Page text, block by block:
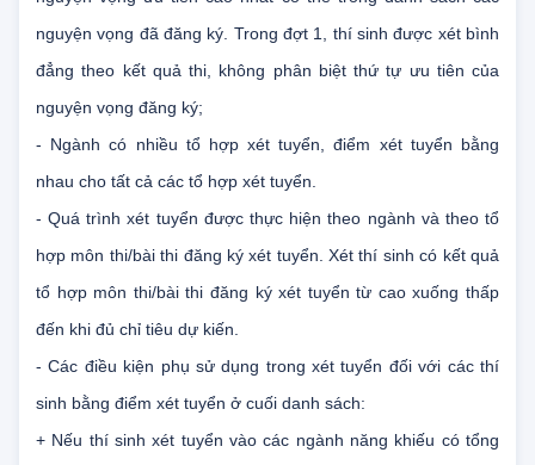
ưu tiên của các nguyện vọng. Thí sinh chỉ trúng tuyển vào 1
nguyện vọng ưu tiên cao nhất có thể trong danh sách các
nguyện vọng đã đăng ký. Trong đợt 1, thí sinh được xét bình
đẳng theo kết quả thi, không phân biệt thứ tự ưu tiên của
nguyện vọng đăng ký;
- Ngành có nhiều tổ hợp xét tuyển, điểm xét tuyển bằng
nhau cho tất cả các tổ hợp xét tuyển.
- Quá trình xét tuyển được thực hiện theo ngành và theo tổ
hợp môn thi/bài thi đăng ký xét tuyển. Xét thí sinh có kết quả
tổ hợp môn thi/bài thi đăng ký xét tuyển từ cao xuống thấp
đến khi đủ chỉ tiêu dự kiến.
- Các điều kiện phụ sử dụng trong xét tuyển đối với các thí
sinh bằng điểm xét tuyển ở cuối danh sách: